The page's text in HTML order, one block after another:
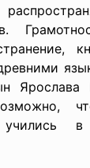
Ярослава
в